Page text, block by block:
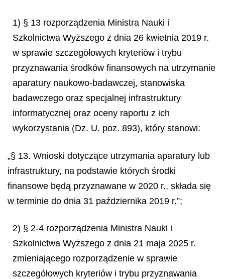
1) § 13 rozporządzenia Ministra Nauki i
Szkolnictwa Wyższego z dnia 26 kwietnia 2019 r.
w sprawie szczegółowych kryteriów i trybu
przyznawania środków finansowych na utrzymanie
aparatury naukowo-badawczej, stanowiska
badawczego oraz specjalnej infrastruktury
informatycznej oraz oceny raportu z ich
wykorzystania (Dz. U. poz. 893), który stanowi:
„§ 13. Wnioski dotyczące utrzymania aparatury lub
infrastruktury, na podstawie których środki
finansowe będą przyznawane w 2020 r., składa się
w terminie do dnia 31 października 2019 r.”;
2) § 2-4 rozporządzenia Ministra Nauki i
Szkolnictwa Wyższego z dnia 21 maja 2025 r.
zmieniającego rozporządzenie w sprawie
szczegółowych kryteriów i trybu przyznawania